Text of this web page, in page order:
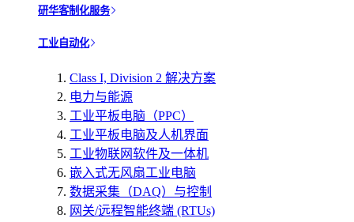
研华客制化服务
工业自动化
Class I, Division 2 解决方案
电力与能源
工业平板电脑（PPC）
工业平板电脑及人机界面
工业物联网软件及一体机
嵌入式无风扇工业电脑
数据采集（DAQ）与控制
网关/远程智能终端 (RTUs)